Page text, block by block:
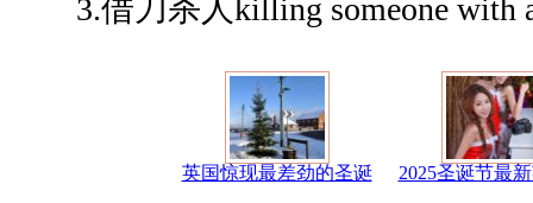
3.借刀杀人killing someone with a
英国惊现最差劲的圣诞 2025圣诞节最